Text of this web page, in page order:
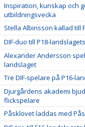
Inspiration, kunskap och
utbildningsvecka
Stella Albinsson kallad till
DIF-duo till P18-
Alexander Andersson
landslaget
Tre DIF-spelare på P16-
Djurgårdens akademi
flickspelare
Påsklovet laddas med